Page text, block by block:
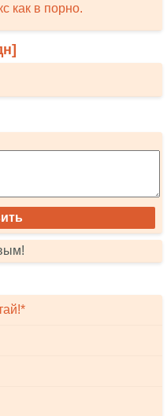
как в порно.